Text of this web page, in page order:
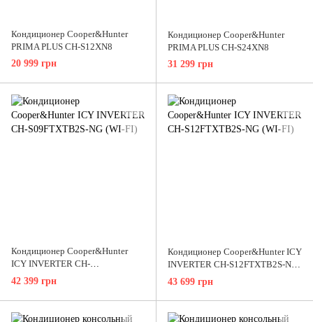
Кондиционер Cooper&Hunter
PRIMA PLUS СH-S12XN8
20 999 грн
Кондиционер Cooper&Hunter
PRIMA PLUS СH-S24XN8
31 299 грн
Кондиционер Cooper&Hunter
ICY INVERTER CH-
S09FTXTB2S-NG (WI-FI)
42 399 грн
Кондиционер Cooper&Hunter ICY
INVERTER CH-S12FTXTB2S-NG
(WI-FI)
43 699 грн